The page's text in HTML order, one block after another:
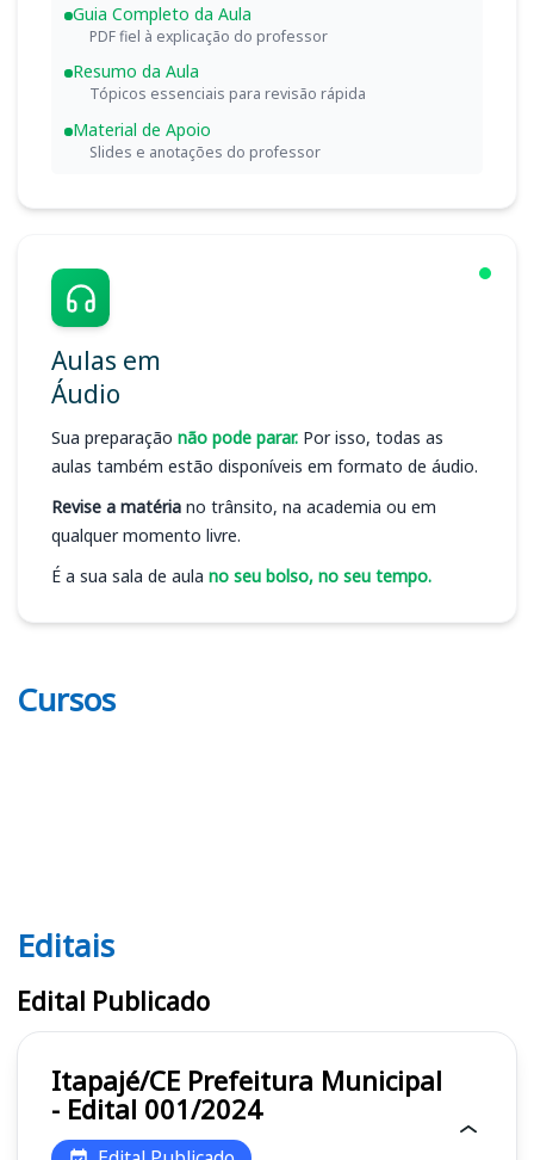
Guia Completo da Aula
PDF fiel à explicação do professor
Resumo da Aula
Tópicos essenciais para revisão rápida
Material de Apoio
Slides e anotações do professor
Aulas em
Áudio
Sua preparação não pode parar. Por isso, todas as
aulas também estão disponíveis em formato de áudio.
Revise a matéria no trânsito, na academia ou em
qualquer momento livre.
É a sua sala de aula no seu bolso, no seu tempo.
Cursos
Editais
Editais
Edital Publicado
Itapajé/CE Prefeitura Municipal
- Edital 001/2024